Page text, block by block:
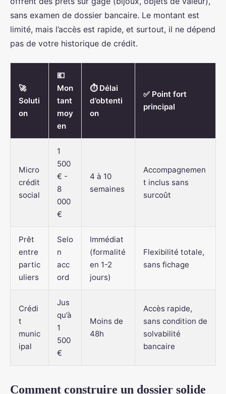
sans examen de dossier bancaire. Le montant est
limité, mais l’accès est rapide, et surtout, il ne dépend
pas de votre historique de crédit.
🚀
Soluti
on
💶
Mon
tant
moy
en
⏱️ Délai
d’obtenti
on
✅ Point fort
principal
Micro
crédit
social
1
500
€ -
8
000
€
4 à 10
semaines
Accompagnemen
t inclus sans
surcoût
Prêt
entre
partic
uliers
Selo
n
acc
ord
Immédiat
(formalité
en 1-2
jours)
Flexibilité totale,
sans fichage
Crédi
t
munic
ipal
Jus
qu’à
1
500
€
Moins de
48h
Accès rapide,
sans condition de
solvabilité
bancaire
Comment construire un dossier solide